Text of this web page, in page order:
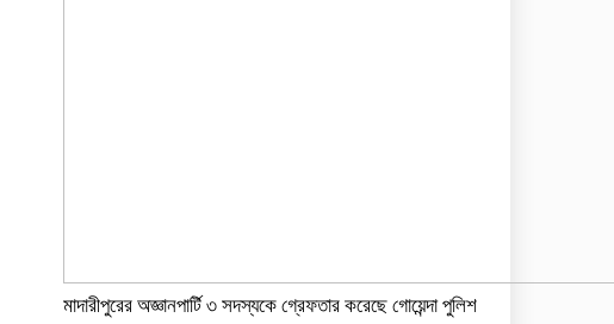
মাদারীপুরের অজ্ঞানপার্টি ৩ সদস্যকে গ্রেফতার করেছে গোয়েন্দা পুলিশ